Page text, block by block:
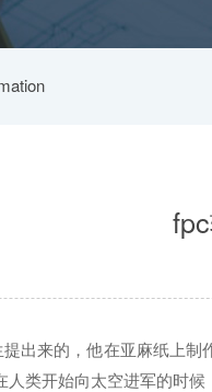
出来的，他在亚麻纸上
类开始向太空进军的时